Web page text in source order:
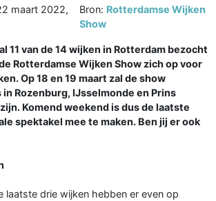
maart 2022,
Bron: Rotterdamse Wijken
Show
11 van de 14 wijken in Rotterdam bezocht
Rotterdamse Wijken Show zich op voor
Op 18 en 19 maart zal de show
Rozenburg, IJsselmonde en Prins
Komend weekend is dus de laatste
spektakel mee te maken. Ben jij er ook
laatste drie wijken hebben er even op